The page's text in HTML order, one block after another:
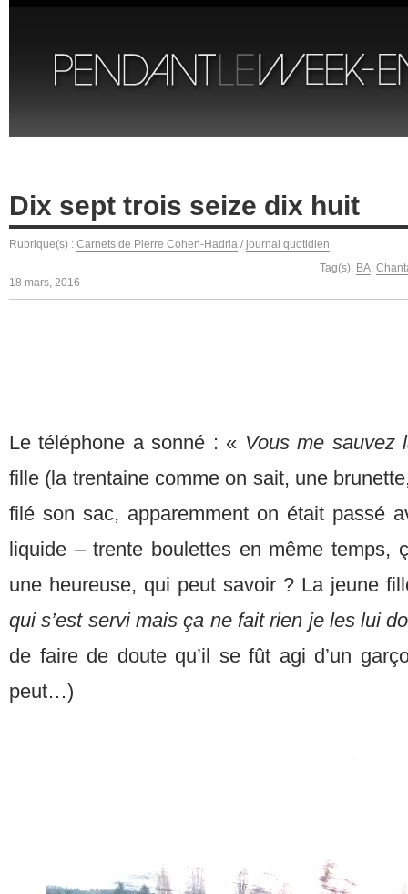
Dix sept trois seize dix huit
Rubrique(s) : Carnets de Pierre Cohen-Hadria / journal quotidien
Tag(s): BA,
18 mars, 2016
Le téléphone a sonné : « Vous me sauvez
fille (la trentaine comme on sait, une
filé son sac, apparemment on était passé
liquide – trente boulettes en même temps,
une heureuse, qui peut savoir ? La jeune
qui s’est servi mais ça ne fait rien je les lui
de faire de doute qu’il se fût agi d’un
peut…)